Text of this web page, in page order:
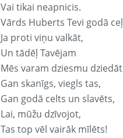
Vai tikai neapnicis.
Vārds Huberts Tevi godā
Ja proti viņu valkāt,
Un tādēļ Tavējam
Mēs varam dziesmu
Gan skanīgs, viegls tas,
Gan godā celts un slavēts,
Lai, mūžu dzīvojot,
Tas top vēl vairāk mīlēts!